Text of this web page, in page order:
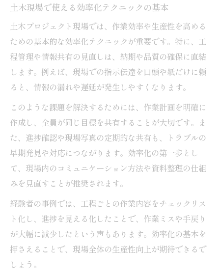
土木現場で使える効率化テクニックの基本
土木プロジェクト現場では、作業効率や生産性を高める
ための基本的な効率化テクニックが重要です。特に、工
程管理や情報共有の見直しは、納期や品質の確保に直結
します。例えば、現場での指示伝達を口頭や紙だけに頼
ると、情報の漏れや遅延が発生しやすくなります。
このような課題を解決するためには、作業計画を明確に
作成し、全員が同じ目標を共有することが大切です。ま
た、進捗確認や現場写真の定期的な共有も、トラブルの
早期発見や対応につながります。効率化の第一歩とし
て、現場内のコミュニケーション方法や資料整理の仕組
みを見直すことが推奨されます。
経験者の事例では、工程ごとの作業内容をチェックリス
ト化し、進捗を見える化したことで、作業ミスや手戻り
が大幅に減少したという声もあります。効率化の基本を
押さえることで、現場全体の生産性向上が期待できるで
しょう。